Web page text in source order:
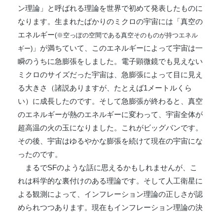
ン理論」と呼ばれる理論を世界で初めて発表したものに
なります。生まれたばかりのミクロの宇宙には「真空の
エネルギー(※空っぽの空間である真空そのものが持つエネル
ギー) 」が満ちていて、このエネルギーによって宇宙は一
瞬のうちに急膨張をしました。電子顕微鏡でも見えない
ミクロのサイズだった宇宙は、急膨張によって目に見え
る大きさ（諸説ありますが、たとえば1メートルくら
い）に成長したのです。そして急膨張が終わると、真空
のエネルギーが熱のエネルギーに変わって、宇宙全体が
超高温の火の玉になりました。これがビッグバンです。
その後、宇宙はゆるやかな膨張を続けて現在の宇宙にな
ったのです。
まるでSFのような話に思えるかもしれませんが、こ
れは科学的な裏付けのある理論です。そして人工衛星に
よる観測によって、インフレーション理論の正しさが認
められつつあります。現在もインフレーション理論の決